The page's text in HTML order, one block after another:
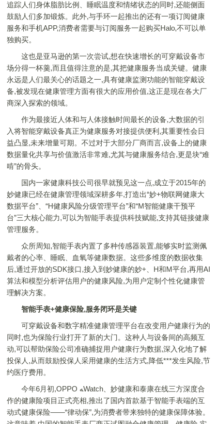
追踪人们身体脂肪比例、睡眠温度和情绪状态的同时,还能侧面
鼓励人们多加锻炼。此外,与手环一起推出的还有一项订阅健康
服务和手机APP,消费者需要与订阅服务一起购买Halo,不可以单
独购买。
这也是亚马逊的第一次尝试,想在快速增长的可穿戴设备市
场分得一杯羹,而且值得注意的是,其把健康服务当成关键。健康
永远是人们最关心的话题之一,具有健康监测功能的智能穿戴设
备,被发现在健康管理方面有很大的应用价值,这正是现在各大厂
商深入探索的领域。
作为最接近人体和与人体接触时间最长的设备,大数据的引
入将智能穿戴设备真正为健康服务对接提供便利,其重要性会日
益凸显,未来增量可期。不过对于大部分厂商而言,设备上的健康
数据量化共享与价值激活非常难,尤其与健康服务结合,更是块“难
啃”的骨头。
国内一家健康科技公司很早就预见这一点,成立于2015年的
妙健康已经在健康管理领域深耕多年,打造出“妙+物联网健康大
数据平台”、“H健康风险分级管理平台”和“M智能健康干预平
台”三大核心能力,可以为智能手表提供科技赋能,支持其链接健康
管理服务。
众所周知,智能手表内置了多种传感器装置,能够实时监测佩
戴者的心率、睡眠、血氧等健康数据。这些多维度的数据收集
后,通过开放的SDK接口,接入到妙健康的妙+、H和M平台,再用AI
算法和模型分析评估用户的健康风险,为用户定制个性化健康管
理解决方案。
智能手表+健康保险,服务闭环是关键
可穿戴设备和数字精准健康管理平台在改变用户健康行为的
同时,也为保险行业打开了新的大门。这种人与设备间的高频互
动,可以帮助保险公司准确捕捉用户健康行为数据,深入化地了解
投保人,从而鼓励投保人采用健康的生活方式,降低***发生风险,节
约医疗费用。
今年6月初,OPPO ﻪWatch、妙健康和泰康在线三方深度合
作的健康险项目正式亮相,推出了国内首款基于智能手表端的互
动式健康保险——“律动保”,为消费者带来独特的健康保障体验。